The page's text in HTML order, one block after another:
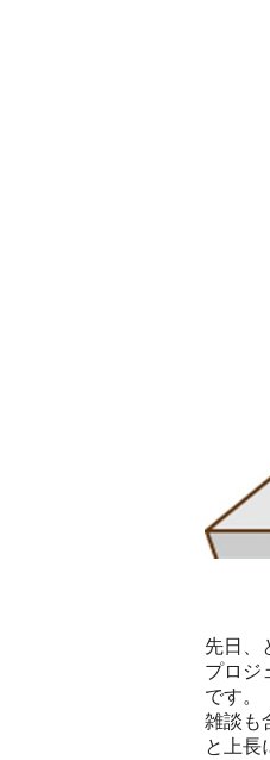
先日、
プロジ
です。
雑談も
と上長